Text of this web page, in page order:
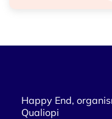
Happy End,
Qualiopi